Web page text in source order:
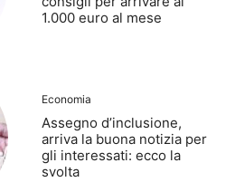
1.000 euro al mese
Economia
Assegno d’inclusione,
arriva la buona notizia per
gli interessati: ecco la
svolta